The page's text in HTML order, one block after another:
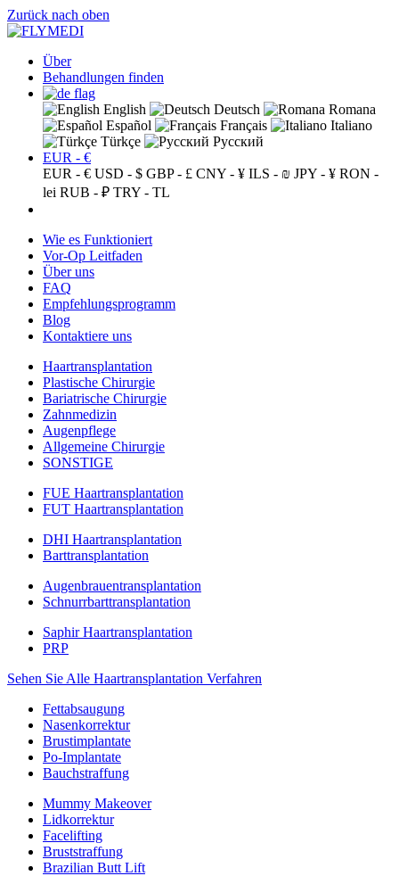
Zurück nach oben
Über
Behandlungen finden
English Deutsch
Romana
Español
Français
Italiano
Türkçe
Русский
EUR - €
EUR - € USD - $ GBP - £ CNY - ¥ ILS - ₪ JPY - ¥ RON -
lei RUB - ₽ TRY - TL
Wie es Funktioniert
Vor-Op Leitfaden
Über uns
FAQ
Empfehlungsprogramm
Blog
Kontaktiere uns
Haartransplantation
Plastische Chirurgie
Bariatrische Chirurgie
Zahnmedizin
Augenpflege
Allgemeine Chirurgie
SONSTIGE
FUE Haartransplantation
FUT Haartransplantation
DHI Haartransplantation
Barttransplantation
Augenbrauentransplantation
Schnurrbarttransplantation
Saphir Haartransplantation
PRP
Sehen Sie Alle Haartransplantation Verfahren
Fettabsaugung
Nasenkorrektur
Brustimplantate
Po-Implantate
Bauchstraffung
Mummy Makeover
Lidkorrektur
Facelifting
Bruststraffung
Brazilian Butt Lift